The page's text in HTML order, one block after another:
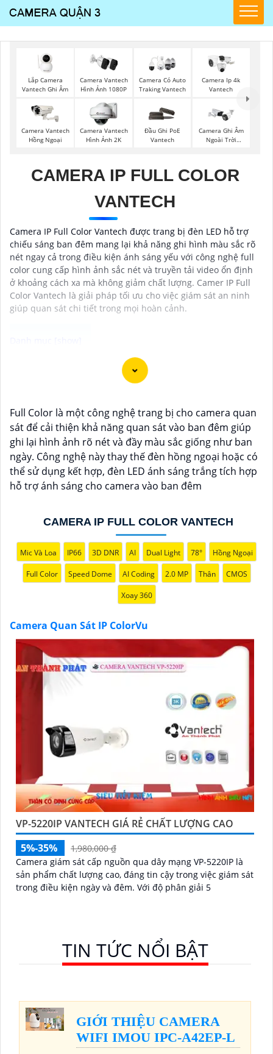
Lắp Camera
Vantech Ghi Âm
Camera Vantech
Hình Ảnh 1080P
Camera Có Auto
Traking Vantech
Camera Ip 4k
Vantech
Camera Vantech
Hồng Ngoại
Camera Vantech
Hình Ảnh 2K
Đầu Ghi PoE
Vantech
Camera Ghi Âm
Ngoài Trời
CAMERA IP FULL COLOR
VANTECH
Camera IP Full Color Vantech được trang bị đèn LED hỗ trợ
chiếu sáng ban đêm mang lại khả năng ghi hình màu sắc rõ
nét ngay cả trong điều kiện ánh sáng yếu với công nghệ full
color cung cấp hình ảnh sắc nét và truyền tải video ổn định
ở khoảng cách xa mà không giảm chất lượng. Camer IP Full
Color Vantech là giải pháp tối ưu cho việc giám sát an ninh
giúp quan sát chi tiết trong mọi hoàn cảnh.
Camera Quan Sát IP ColorVu sử dụng công nghệ
ColorVu cho hình ảnh màu sắc cực kỳ sắc nét và rõ
lựa chọn hoàn hảo cho việc giám sát an ninh 24/7
trong môi trường thiếu ánh sáng. Mẫu camera này
được thiết kế hiện đại, dễ lắp đặt và cài đặt, phù hợp
với nhiều không gian như văn phòng, cửa hàng, gia
đình, hay nhà kho. Camera Quan Sát IP ColorVu cung
cấp khả năng quan sát từ xa qua hệ thống mạng
mọi lúc mọi nơi thông qua ứng dụng di động.
Full Color là một công nghệ trang bị cho camera quan
sát để cải thiện khả năng quan sát vào ban đêm giúp
ghi lại hình ảnh rõ nét và đầy màu sắc giống như ban
ngày. Công nghệ này thay thế đèn hồng ngoại hoặc có
thể sử dụng kết hợp, đèn LED ánh sáng trắng tích hợp
hỗ trợ ánh sáng cho camera vào ban đêm
CAMERA IP FULL COLOR VANTECH
Mic Và Loa IP66 3D DNR AI Dual Light 78° Hồng Ngoại
Full Color Speed Dome AI Coding 2.0 MP Thân CMOS
Xoay 360
Camera Quan Sát IP ColorVu
VP-5220IP VANTECH GIÁ RẺ CHẤT LƯỢNG CAO
5%-35%
1,980,000 ₫
Camera giám sát cấp nguồn qua dây mạng VP-5220IP là
sản phẩm chất lượng cao, đáng tin cậy trong việc giám sát
trong điều kiện ngày và đêm. Với độ phân giải 5
TIN TỨC NỔI BẬT
GIỚI THIỆU CAMERA
WIFI IMOU IPC-A42EP-L